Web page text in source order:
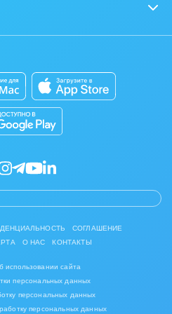
СОГЛАШЕНИЕ
О НАС КОНТАКТЫ
использовании сайта
персональных данных
персональных данных
персональных данных